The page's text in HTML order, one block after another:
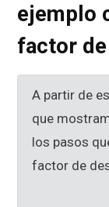
ejemplo
factor
A partir de
que
los pasos
factor de